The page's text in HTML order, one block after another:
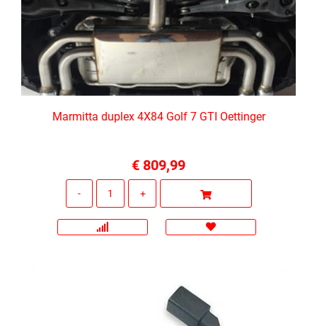
Marmitta duplex 4X84 Golf 7 GTI Oettinger
€ 809,99